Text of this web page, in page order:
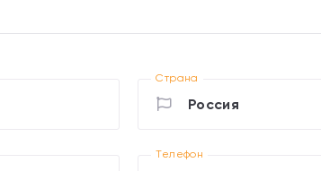
Страна
Россия
Телефон